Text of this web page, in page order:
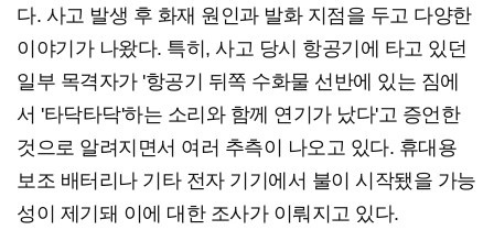
다. 사고 발생 후 화재 원인과 발화 지점을 두고 다양한
이야기가 나왔다. 특히, 사고 당시 항공기에 타고 있던
일부 목격자가 '항공기 뒤쪽 수화물 선반에 있는 짐에
서 '타닥타닥'하는 소리와 함께 연기가 났다'고 증언한
것으로 알려지면서 여러 추측이 나오고 있다. 휴대용
보조 배터리나 기타 전자 기기에서 불이 시작됐을 가능
성이 제기돼 이에 대한 조사가 이뤄지고 있다.